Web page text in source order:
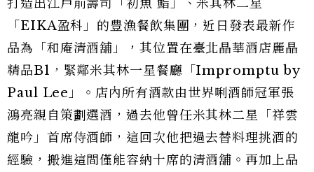
打造出江戶前壽司「初魚 鮨」、米其林二星
「EIKA盈科」的豊漁餐飲集團，近日發表最新作
品為「和庵清酒舖」，其位置在臺北晶華酒店麗晶
精品B1，緊鄰米其林一星餐廳「Impromptu by
Paul Lee」。店內所有酒款由世界唎酒師冠軍張
鴻亮親自策劃選酒，過去他曾任米其林二星「祥雲
龍吟」首席侍酒師，這回次他把過去替料理挑酒的
經驗，搬進這間僅能容納十席的清酒舖。再加上品